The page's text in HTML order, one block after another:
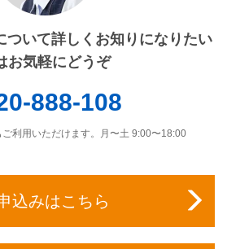
ついて詳しくお知りになりたい
お気軽にどうぞ
888-108
利用いただけます。月〜土 9:00〜18:00
込みはこちら